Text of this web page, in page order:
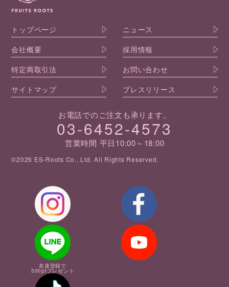
トップページ
ニュース
会社概要
採用情報
特定商取引法
お問い合わせ
サイトマップ
プレスリリース
お電話でのご注文も承ります。
03-6452-4573
営業時間 平日10:00～18:00
©2026 ES-Roots Co., Ltd. All Rights Reserved.
友達登録で
500ptプレゼント